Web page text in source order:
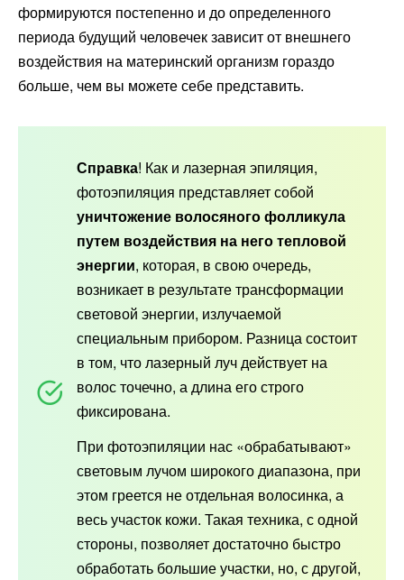
формируются постепенно и до определенного
периода будущий человечек зависит от внешнего
воздействия на материнский организм гораздо
больше, чем вы можете себе представить.
Справка! Как и лазерная эпиляция,
фотоэпиляция представляет собой
уничтожение волосяного фолликула
путем воздействия на него тепловой
энергии, которая, в свою очередь,
возникает в результате трансформации
световой энергии, излучаемой
специальным прибором. Разница состоит
в том, что лазерный луч действует на
волос точечно, а длина его строго
фиксирована.
При фотоэпиляции нас «обрабатывают»
световым лучом широкого диапазона, при
этом греется не отдельная волосинка, а
весь участок кожи. Такая техника, с одной
стороны, позволяет достаточно быстро
обработать большие участки, но, с другой,